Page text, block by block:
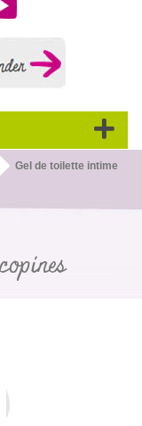
Gel de toilette intime